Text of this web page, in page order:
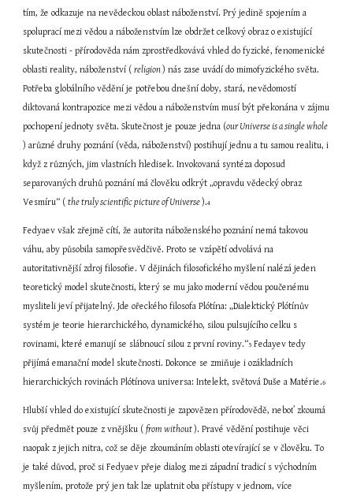
tím, že odkazuje na nevědeckou oblast náboženství. Prý jedině spojením a
spoluprací mezi vědou a náboženstvím lze obdržet celkový obraz o existující
skutečnosti - přírodověda nám zprostředkovává vhled do fyzické, fenomenické
oblasti reality, náboženství ( religion ) nás zase uvádí do mimofyzického světa.
Potřeba globálního vědění je potřebou dnešní doby, stará, nevědomostí
diktovaná kontrapozice mezi vědou a náboženstvím musí být překonána v zájmu
pochopení jednoty světa. Skutečnost je pouze jedna (
) arůzné druhy poznání (věda, náboženství) postihují jednu a tu samou realitu, i
když z různých, jim vlastních hledisek. Invokovaná syntéza doposud
separovaných druhů poznání má člověku odkrýt „opravdu vědecký obraz
Vesmíru“ ( the truly scientific picture of Universe ).4
Fedyaev však zřejmě cítí, že autorita náboženského poznání nemá takovou
váhu, aby působila samopřesvědčivě. Proto se vzápětí odvolává na
autoritativnější zdroj filosofie. V dějinách filosofického myšlení nalézá jeden
teoretický model skutečnosti, který se mu jako moderní vědou poučenému
mysliteli jeví přijatelný. Jde ořeckého filosofa Plótína: „Dialektický Plótínův
systém je teorie hierarchického, dynamického, silou pulsujícího celku s
rovinami, které emanují se slábnoucí silou z první roviny.“5 Fedayev tedy
přijímá emanační model skutečnosti. Dokonce se zmiňuje i ozákladních
hierarchických rovinách Plótínova universa: Intelekt, světová Duše a Matérie.6
Hlubší vhled do existující skutečnosti je zapovězen přírodovědě, neboť zkoumá
svůj předmět pouze z vnějšku ( from without ). Pravé vědění postihuje věci
naopak z jejich nitra, což se děje zkoumáním oblasti otevírající se v člověku. To
je také důvod, proč si Fedyaev přeje dialog mezi západní tradicí s východním
myšlením, protože prý jen tak lze uplatnit oba přístupy v jednom, více